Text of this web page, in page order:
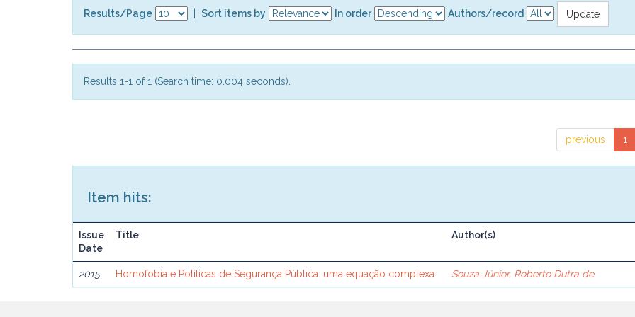
Results/Page Sort items by In order Authors/record
Results 1-1 of 1 (Search time: 0.004 seconds).
previous 1
Item hits:
Issue
Date
Title Author(s)
2015 Homofobia e Políticas de Segurança Pública: uma equação complexa Souza Júnior, Roberto Dutra de